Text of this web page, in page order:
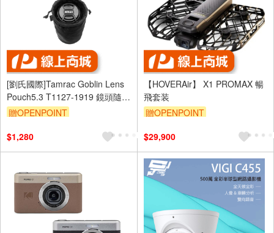
[劉氏國際]Tamrac Goblin Lens
Pouch5.3 T1127-1919 鏡頭隨身
袋(黑)
贈OPENPOINT
$1,280
【HOVERAir】 X1 PROMAX 暢
飛套装
贈OPENPOINT
$29,900